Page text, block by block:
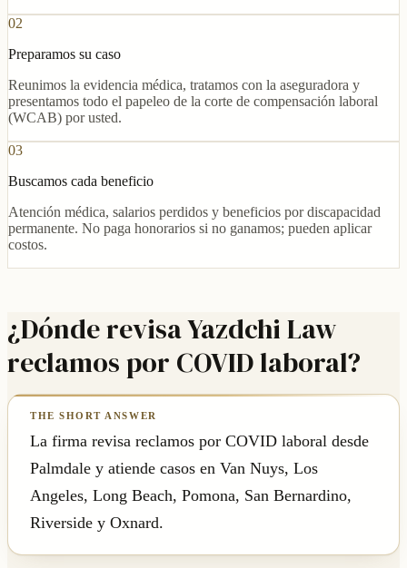
02
Preparamos su caso
Reunimos la evidencia médica, tratamos con la aseguradora y
presentamos todo el papeleo de la corte de compensación laboral
(WCAB) por usted.
03
Buscamos cada beneficio
Atención médica, salarios perdidos y beneficios por discapacidad
permanente. No paga honorarios si no ganamos; pueden aplicar
costos.
¿Dónde revisa Yazdchi Law
reclamos por COVID laboral?
La firma revisa reclamos por COVID laboral desde
Palmdale y atiende casos en Van Nuys, Los
Angeles, Long Beach, Pomona, San Bernardino,
Riverside y Oxnard.